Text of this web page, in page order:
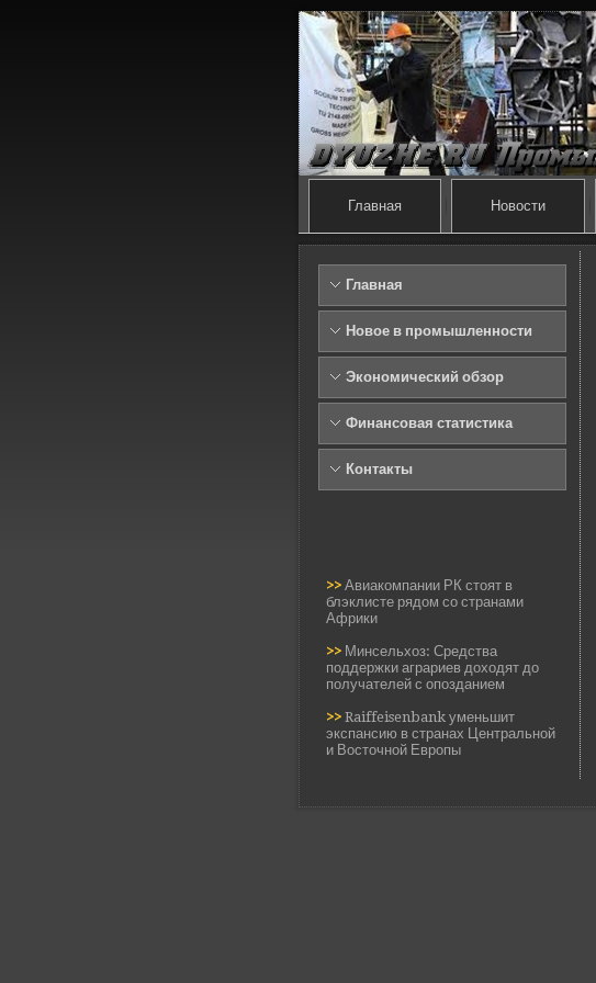
Главная Новости
Главная
Новое в промышленности
Экономический обзор
Финансовая статистика
Контакты
>> Авиакомпании РК стоят в
блэклисте рядом со странами
Африки
>> Минсельхоз: Средства
поддержки аграриев доходят до
получателей с опозданием
>> Raiffeisenbank уменьшит
экспансию в странах Центральной
и Восточной Европы